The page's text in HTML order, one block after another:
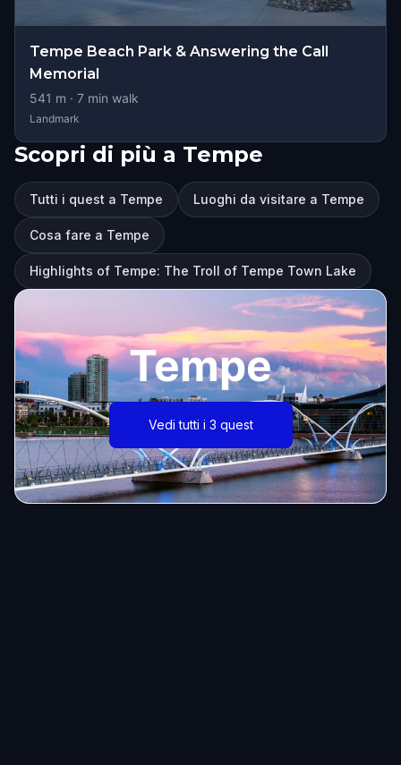
Tempe Beach Park & Answering the Call
Memorial
541 m · 7 min walk
Landmark
Scopri di più a Tempe
Tutti i quest a Tempe Luoghi da visitare a Tempe
Cosa fare a Tempe
Highlights of Tempe: The Troll of Tempe Town Lake
Tempe
Vedi tutti i 3 quest